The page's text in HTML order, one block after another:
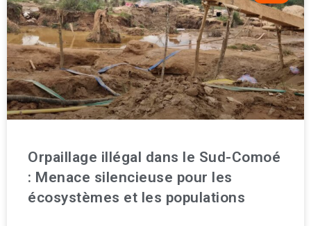
Orpaillage illégal dans le Sud-Comoé
: Menace silencieuse pour les
écosystèmes et les populations